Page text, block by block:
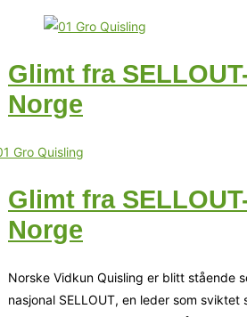
Glimt fra
Norge
Glimt fra
Norge
Norske Vidkun Quisling er blitt stående
nasjonal SELLOUT, en leder som